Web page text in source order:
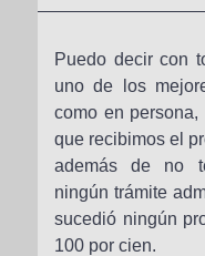
Puedo decir con
uno de los
como en
que recibimos el
además de no
ningún trámite
sucedió ningún
100 por cien.